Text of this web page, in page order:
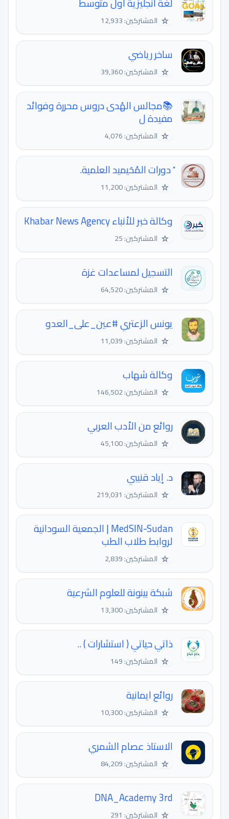
☆ المشتركين: 12,933
ساخر رياضي
☆ المشتركين: 39,360
📚مجالس الهُدى دروس محررة وفوائد
مفيدة ل
☆ المشتركين: 4,076
ُ دورات المُحَيميد العلمية.
☆ المشتركين: 11,200
وكالة خبر للأنباء Khabar News Agency
☆ المشتركين: 25
التسجيل لمساعدات غزة
☆ المشتركين: 64,520
يونس الزعتري #عين_على_العدو
☆ المشتركين: 11,039
وكالة شهاب
☆ المشتركين: 146,502
روائع من الأدب العربي
☆ المشتركين: 45,100
د. إياد قنيبي
☆ المشتركين: 219,031
MedSIN-Sudan | الجمعية السودانية
لروابط طلاب الطب
☆ المشتركين: 2,839
شبكة بينونة للعلوم الشرعية
☆ المشتركين: 13,300
ذاتي حياتي ( استشارات ) ..
☆ المشتركين: 149
روائع ايمانية
☆ المشتركين: 10,300
الاستاذ عصام الشمري
☆ المشتركين: 84,209
DNA_Academy 3rd
☆ المشتركين: 291